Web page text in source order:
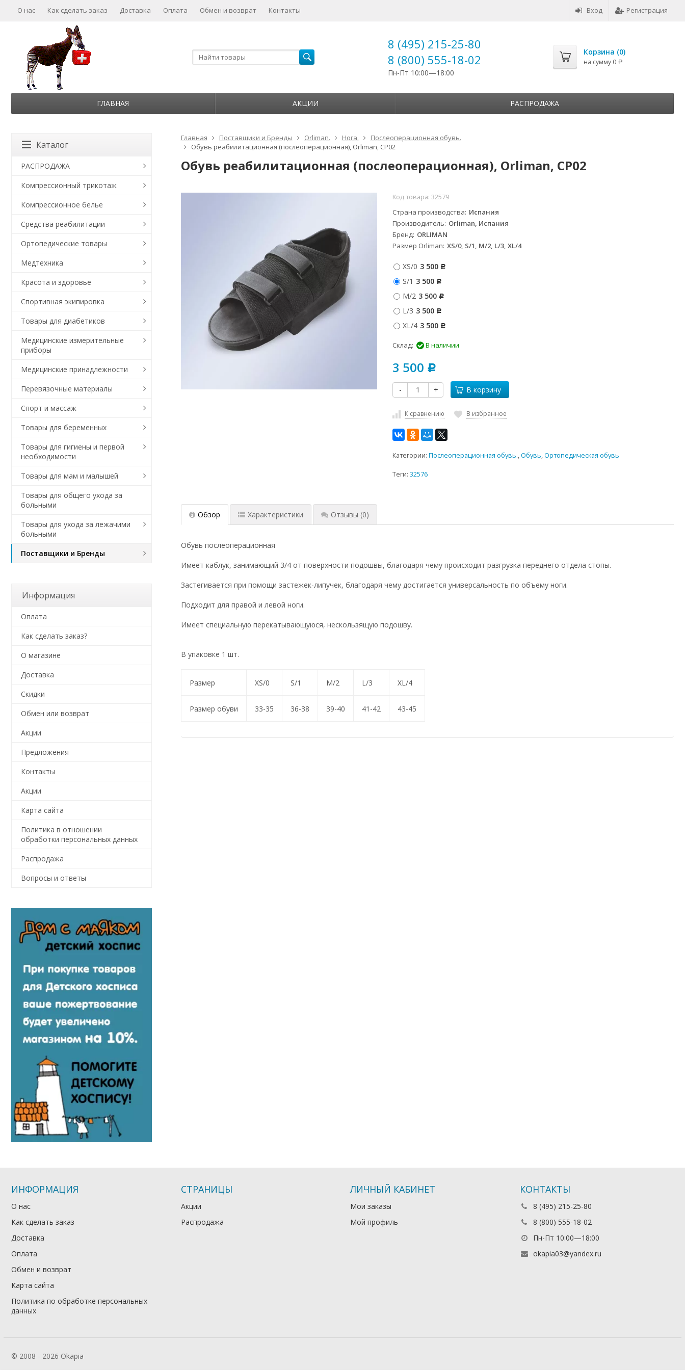
Вход Регистрация
О нас Как сделать заказ Доставка Оплата Обмен и возврат Контакты
8 (495) 215-25-80
8 (800) 555-18-02
Пн-Пт 10:00—18:00
Корзина (0)
на сумму 0 Р
ГЛАВНАЯ АКЦИИ РАСПРОДАЖА
Главная Поставщики и Бренды Orliman. Нога.
Послеоперационная обувь.
Обувь реабилитационная (послеоперационная), Orliman, CP02
Обувь реабилитационная (послеоперационная), Orliman, CP02
Код товара:32579
Страна производства Испания
Производитель Orliman, Испания
Бренд ORLIMAN
Размер Orliman XS/0, S/1, M/2, L/3, XL/4
XS/0 3 500 Р
S/1 3 500 Р
M/2 3 500 Р
L/3 3 500 Р
XL/4 3 500 Р
Склад: В наличии
3 500 Р
- + В корзину
К сравнению В избранное
Категории:Послеоперационная обувь.,Обувь,Ортопедическая обувь
Теги:32576
Обзор Характеристики Отзывы (0)
Обувь послеоперационная
Имеет каблук, занимающий 3/4 от поверхности подошвы, благодаря чему происходит разгрузка переднего отдела стопы.
Застегивается при помощи застежек-липучек, благодаря чему достигается универсальность по объему ноги.
Подходит для правой и левой ноги.
Имеет специальную перекатывающуюся, нескользящую подошву.
В упаковке 1 шт.
Размер XS/0 S/1 M/2 L/3 XL/4
Размер обуви 33-35 36-38 39-40 41-42 43-45
Каталог
РАСПРОДАЖА
Компрессионный трикотаж
Компрессионное белье
Средства реабилитации
Ортопедические товары
Медтехника
Красота и здоровье
Спортивная экипировка
Товары для диабетиков
Медицинские измерительные
приборы
Медицинские принадлежности
Перевязочные материалы
Спорт и массаж
Товары для беременных
Товары для гигиены и первой
необходимости
Товары для мам и малышей
Товары для общего ухода за
больными
Товары для ухода за лежачими
больными
Поставщики и Бренды
Информация
Оплата
Как сделать заказ?
О магазине
Доставка
Скидки
Обмен или возврат
Акции
Предложения
Контакты
Акции
Карта сайта
Политика в отношении
обработки персональных данных
Распродажа
Вопросы и ответы
ИНФОРМАЦИЯ
О нас
Как сделать заказ
Доставка
Оплата
Обмен и возврат
Карта сайта
Политика по обработке персональных
данных
СТРАНИЦЫ
Акции
Распродажа
ЛИЧНЫЙ КАБИНЕТ
Мои заказы
Мой профиль
КОНТАКТЫ
8 (495) 215-25-80
8 (800) 555-18-02
Пн-Пт 10:00—18:00
okapia03@yandex.ru
© 2008 - 2026 Okapia